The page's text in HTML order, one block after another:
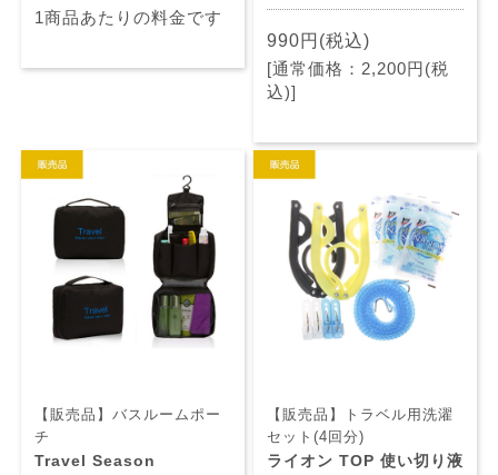
1商品あたりの料金です
990円(税込)
[通常価格：2,200円(税
込)]
【販売品】バスルームポー
チ
Travel Season
【販売品】トラベル用洗濯
セット(4回分)
ライオン TOP 使い切り液